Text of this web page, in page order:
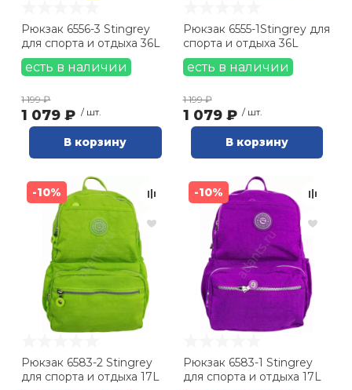
Рюкзак 6556-3 Stingrey
для спорта и отдыха 36L
есть в наличии
1 199 ₽
1 079 ₽ / шт.
В корзину
Рюкзак 6555-1Stingrey для
спорта и отдыха 36L
есть в наличии
1 199 ₽
1 079 ₽ / шт.
В корзину
-10%
Рюкзак 6583-2 Stingrey
для спорта и отдыха 17L
-10%
Рюкзак 6583-1 Stingrey
для спорта и отдыха 17L